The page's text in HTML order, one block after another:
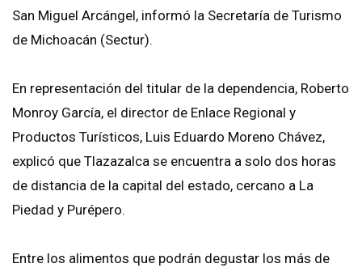
San Miguel Arcángel, informó la Secretaría de Turismo
de Michoacán (Sectur).
En representación del titular de la dependencia, Roberto
Monroy García, el director de Enlace Regional y
Productos Turísticos, Luis Eduardo Moreno Chávez,
explicó que Tlazazalca se encuentra a solo dos horas
de distancia de la capital del estado, cercano a La
Piedad y Purépero.
Entre los alimentos que podrán degustar los más de